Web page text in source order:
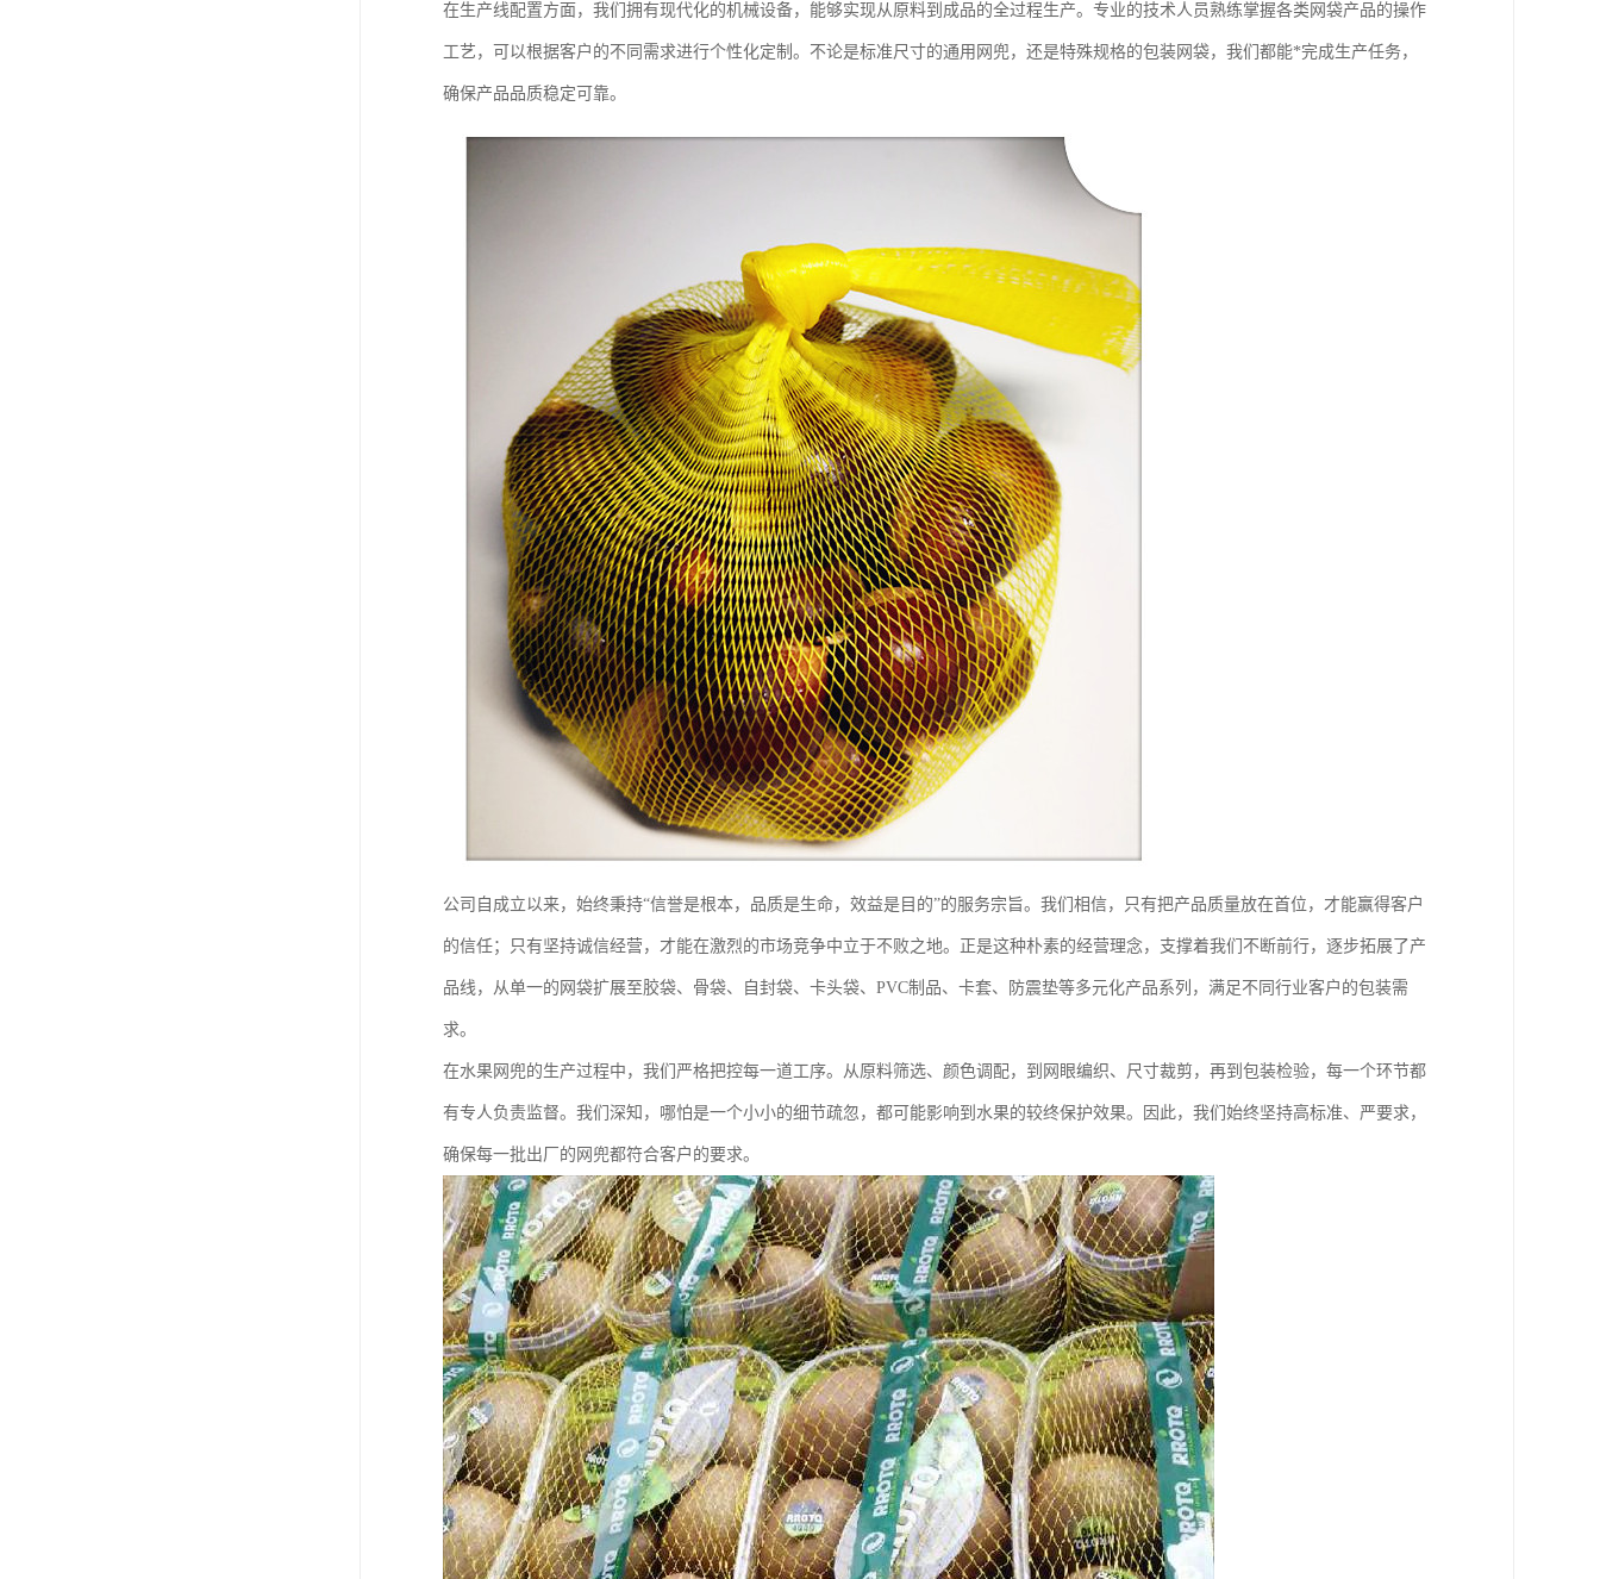
在生产线配置方面，我们拥有现代化的机械设备，能够实现从原料到成品的全过程生产。专业的技术人员熟练掌握各类网袋产品的操作
工艺，可以根据客户的不同需求进行个性化定制。不论是标准尺寸的通用网兜，还是特殊规格的包装网袋，我们都能*完成生产任务，
确保产品品质稳定可靠。
公司自成立以来，始终秉持“信誉是根本，品质是生命，效益是目的”的服务宗旨。我们相信，只有把产品质量放在首位，才能赢得客户
的信任；只有坚持诚信经营，才能在激烈的市场竞争中立于不败之地。正是这种朴素的经营理念，支撑着我们不断前行，逐步拓展了产
品线，从单一的网袋扩展至胶袋、骨袋、自封袋、卡头袋、PVC制品、卡套、防震垫等多元化产品系列，满足不同行业客户的包装需
求。
在水果网兜的生产过程中，我们严格把控每一道工序。从原料筛选、颜色调配，到网眼编织、尺寸裁剪，再到包装检验，每一个环节都
有专人负责监督。我们深知，哪怕是一个小小的细节疏忽，都可能影响到水果的较终保护效果。因此，我们始终坚持高标准、严要求，
确保每一批出厂的网兜都符合客户的要求。